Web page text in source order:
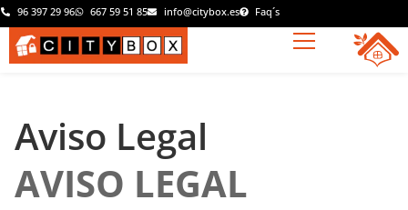
96 397 29 96 667 59 51 85 info@citybox.es Faq´s
Aviso Legal
AVISO LEGAL